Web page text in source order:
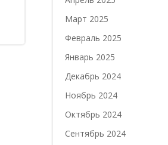
Март 2025
Февраль 2025
Январь 2025
Декабрь 2024
Ноябрь 2024
Октябрь 2024
Сентябрь 2024